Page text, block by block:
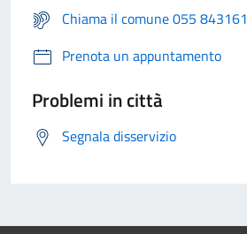
Chiama il comune 055 843161
Prenota un appuntamento
Problemi in città
Segnala disservizio